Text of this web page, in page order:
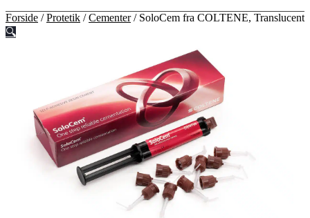
Forside /Protetik /Cementer/ SoloCem fra COLTENE, Translucent
🔍